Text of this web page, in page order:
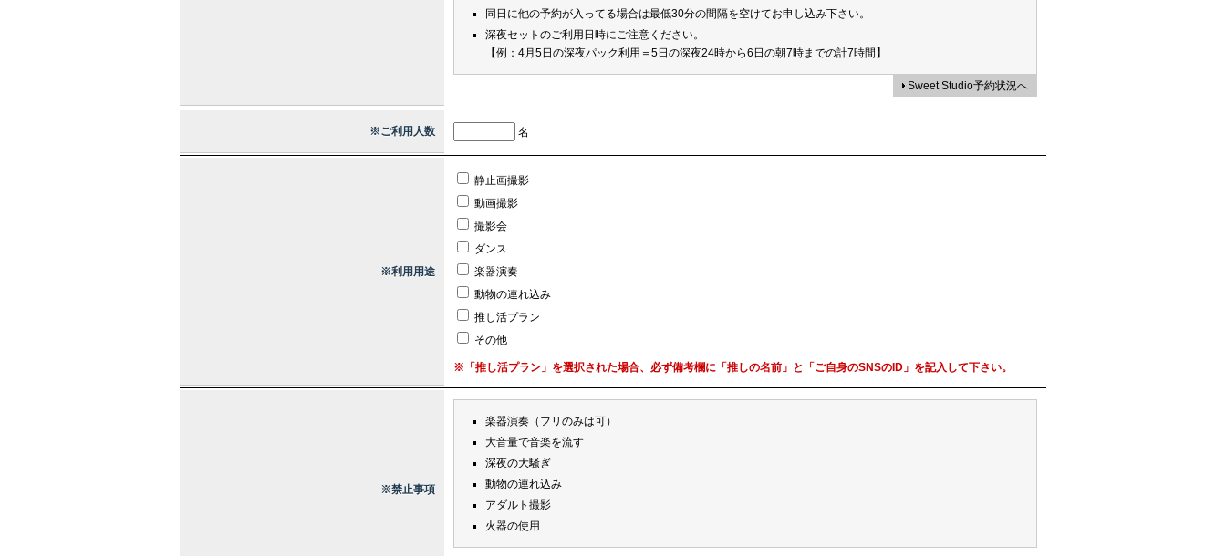
同日に他の予約が入ってる場合は最低30分の間隔を空けてお申し込み下さい。
深夜セットのご利用日時にご注意ください。
【例：4月5日の深夜パック利用＝5日の深夜24時から6日の朝7時までの計7時間】
Sweet Studio予約状況へ
※ご利用人数 名
※利用用途
静止画撮影
動画撮影
撮影会
ダンス
楽器演奏
動物の連れ込み
推し活プラン
その他
※「推し活プラン」を選択された場合、必ず備考欄に「推しの名前」と「ご自身のSNSのID」を記入して下さい。
※禁止事項
楽器演奏（フリのみは可）
大音量で音楽を流す
深夜の大騒ぎ
動物の連れ込み
アダルト撮影
火器の使用